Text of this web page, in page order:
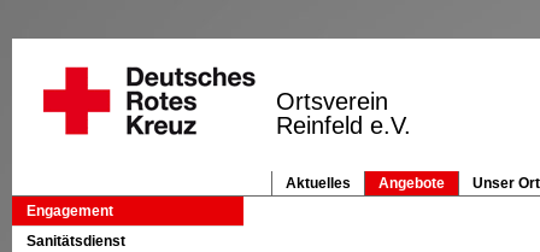
Engagement
Sanitätsdienst